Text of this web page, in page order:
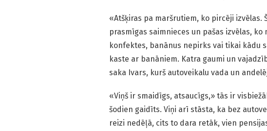
«Atšķiras pa maršrutiem, ko pircēji
prasmīgas saimnieces un pašas izvēlas,
konfektes, banānus nepirks vai tikai kādu
kaste ar banāniem. Katra gaumi un
saka Ivars, kurš autoveikalu vada un
«Viņš ir smaidīgs, atsaucīgs,» tās ir
šodien gaidīts. Viņi arī stāsta, ka bez
reizi nedēļā, cits to dara retāk, vien